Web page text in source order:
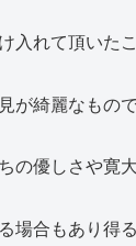
入れて頂いたこ
が綺麗なもので
の優しさや寛
場合もあり得